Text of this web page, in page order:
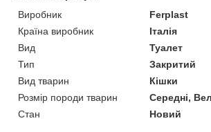
Виробник
Ferplast
Країна виробник
Італія
Вид
Туалет
Тип
Закритий
Вид тварин
Кішки
Розмір породи тварин
Середні,
Стан
Новий